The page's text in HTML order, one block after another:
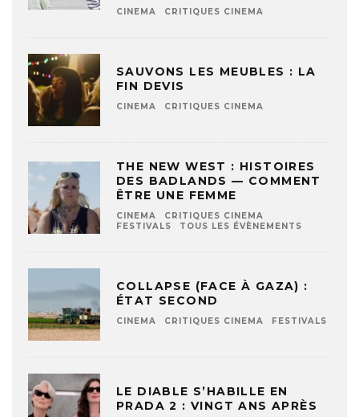
CINEMA CRITIQUES CINEMA
SAUVONS LES MEUBLES : LA
FIN DEVIS
CINEMA CRITIQUES CINEMA
THE NEW WEST : HISTOIRES
DES BADLANDS — COMMENT
ÊTRE UNE FEMME
CINEMA
CRITIQUES CINEMA
FESTIVALS
TOUS LES ÉVÈNEMENTS
COLLAPSE (FACE À GAZA) :
ÉTAT SECOND
CINEMA CRITIQUES CINEMA FESTIVALS
LE DIABLE S’HABILLE EN
PRADA 2 : VINGT ANS APRÈS